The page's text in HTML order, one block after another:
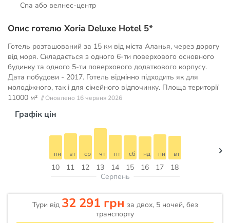
Спа або велнес-центр
Опис готелю Xoria Deluxe Hotel 5*
Готель розташований за 15 км від міста Аланья, через дорогу
від моря. Складається з одного 6-ти поверхового основного
будинку та одного 5-ти поверхового додаткового корпусу.
Дата побудови - 2017. Готель відмінно підходить як для
молодіжного, так і для сімейного відпочинку. Площа території
11000 м² // Оновлено 16 червня 2026
Графік цін
10
пн
11
вт
12
ср
13
чт
14
пт
15
сб
16
нд
17
пн
18
вт
Серпень
Тури від 32 291 грн за двох, 5 ночей, без
транспорту